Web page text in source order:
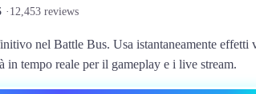
·12,453 reviews
nel Battle Bus. Usa istantaneamente effetti
in tempo reale per il gameplay e i live stream.